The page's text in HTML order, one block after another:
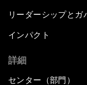
リーダーシップとガ
インパクト
詳細
センター（部門）